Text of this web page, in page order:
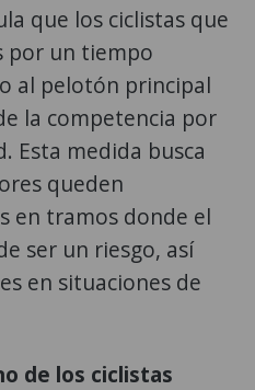
que los ciclistas que
por un tiempo
al pelotón principal
la competencia por
Esta medida busca
queden
en tramos donde el
ser un riesgo, así
en situaciones de
de los ciclistas